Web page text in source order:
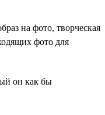
на фото, творческая
фото для
он как бы